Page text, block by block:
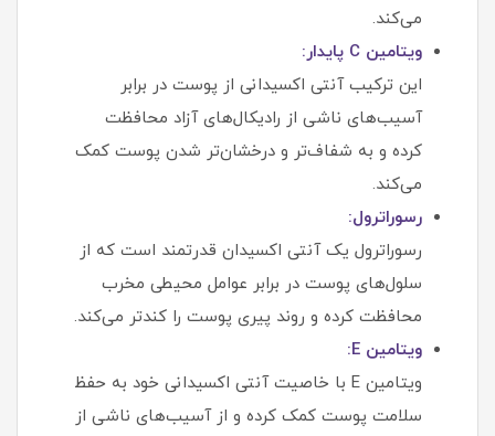
می‌کند.
ویتامین C پایدار:
این ترکیب آنتی‌ اکسیدانی از پوست در برابر
آسیب‌های ناشی از رادیکال‌های آزاد محافظت
کرده و به شفاف‌تر و درخشان‌تر شدن پوست کمک
می‌کند.
رسوراترول:
رسوراترول یک آنتی‌ اکسیدان قدرتمند است که از
سلول‌های پوست در برابر عوامل محیطی مخرب
محافظت کرده و روند پیری پوست را کندتر می‌کند.
ویتامین E:
ویتامین E با خاصیت آنتی‌ اکسیدانی خود به حفظ
سلامت پوست کمک کرده و از آسیب‌های ناشی از